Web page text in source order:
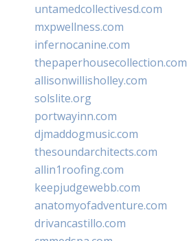
untamedcollectivesd.com
mxpwellness.com
infernocanine.com
thepaperhousecollection.com
allisonwillisholley.com
solslite.org
portwayinn.com
djmaddogmusic.com
thesoundarchitects.com
allin1roofing.com
keepjudgewebb.com
anatomyofadventure.com
drivancastillo.com